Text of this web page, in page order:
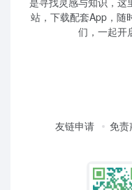
站，下载配套App，随
们，一起开
友链申请 免责